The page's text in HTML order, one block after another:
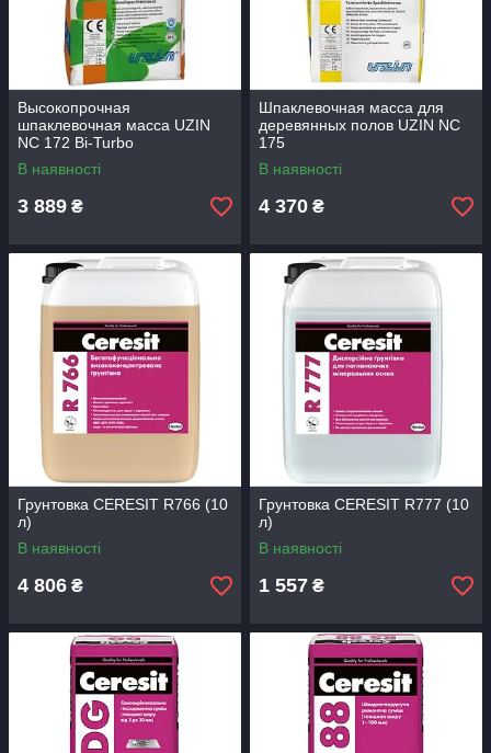
Высокопрочная
шпаклевочная масса UZIN
NC 172 Bi-Turbo
В наявності
3 889 ₴
Шпаклевочная масса для
деревянных полов UZIN NC
175
В наявності
4 370 ₴
Грунтовка CERESIT R766 (10
л)
В наявності
4 806 ₴
Грунтовка CERESIT R777 (10
л)
В наявності
1 557 ₴